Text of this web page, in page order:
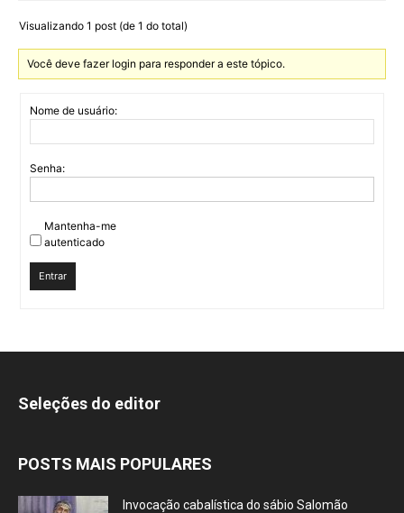
Visualizando 1 post (de 1 do total)
Você deve fazer login para responder a este tópico.
Nome de usuário:
Senha:
Mantenha-me
autenticado
Entrar
Seleções do editor
POSTS MAIS POPULARES
Invocação cabalística do sábio Salomão